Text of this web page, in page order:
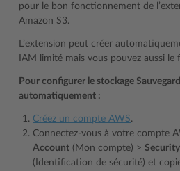
pour le bon fonctionnement de
Amazon S3.
L’extension peut créer
IAM limité mais vous pouvez aussi le
Pour configurer le stockage
automatiquement :
Créez un compte AWS.
Connectez-vous à votre compte
Account (Mon compte) >
(Identification de sécurité) et